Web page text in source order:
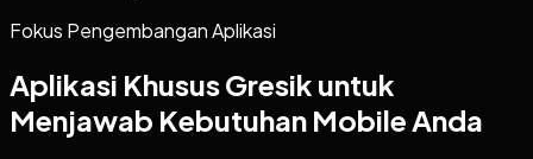
Fokus Pengembangan Aplikasi
Aplikasi Khusus Gresik untuk
Menjawab Kebutuhan Mobile Anda